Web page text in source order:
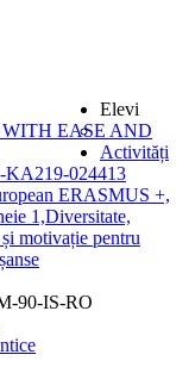
EASE AND
KA219-024413
ERASMUS +,
1,Diversitate,
motivație pentru
90-IS-RO
Elevi
Activități